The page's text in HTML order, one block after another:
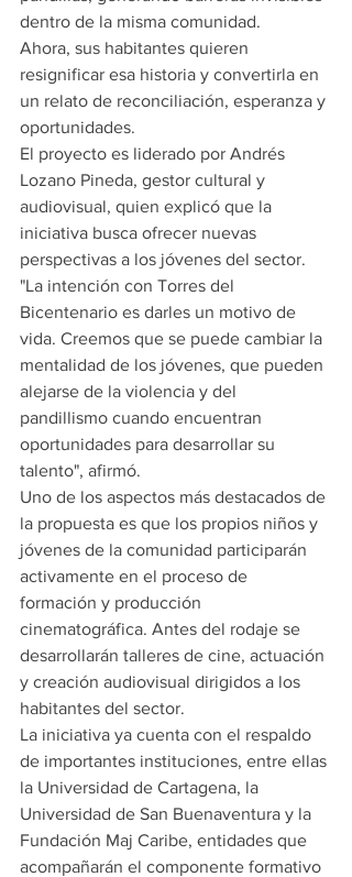
dentro de la misma comunidad.
Ahora, sus habitantes quieren
resignificar esa historia y convertirla en
un relato de reconciliación, esperanza y
oportunidades.
El proyecto es liderado por Andrés
Lozano Pineda, gestor cultural y
audiovisual, quien explicó que la
iniciativa busca ofrecer nuevas
perspectivas a los jóvenes del sector.
"La intención con Torres del
Bicentenario es darles un motivo de
vida. Creemos que se puede cambiar la
mentalidad de los jóvenes, que pueden
alejarse de la violencia y del
pandillismo cuando encuentran
oportunidades para desarrollar su
talento", afirmó.
Uno de los aspectos más destacados de
la propuesta es que los propios niños y
jóvenes de la comunidad participarán
activamente en el proceso de
formación y producción
cinematográfica. Antes del rodaje se
desarrollarán talleres de cine, actuación
y creación audiovisual dirigidos a los
habitantes del sector.
La iniciativa ya cuenta con el respaldo
de importantes instituciones, entre ellas
la Universidad de Cartagena, la
Universidad de San Buenaventura y la
Fundación Maj Caribe, entidades que
acompañarán el componente formativo